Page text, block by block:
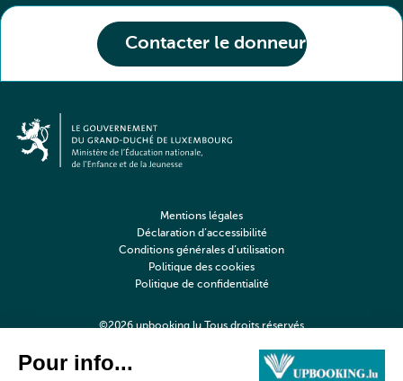
Contacter le donneur
©2026 upbooking.lu Tous droits réservés
Mentions légales
Déclaration d’accessibilité
Conditions générales d’utilisation
Politique des cookies
Politique de confidentialité